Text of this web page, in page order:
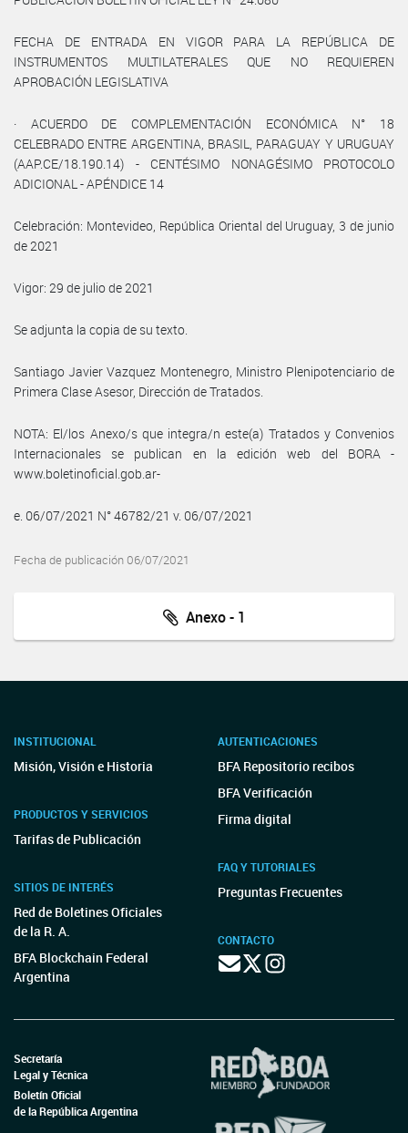
FECHA DE ENTRADA EN VIGOR PARA LA REPÚBLICA DE
INSTRUMENTOS MULTILATERALES QUE NO REQUIEREN
APROBACIÓN LEGISLATIVA
· ACUERDO DE COMPLEMENTACIÓN ECONÓMICA N° 18
CELEBRADO ENTRE ARGENTINA, BRASIL, PARAGUAY Y URUGUAY
(AAP.CE/18.190.14) - CENTÉSIMO NONAGÉSIMO PROTOCOLO
ADICIONAL - APÉNDICE 14
Celebración: Montevideo, República Oriental del Uruguay, 3 de junio
de 2021
Vigor: 29 de julio de 2021
Se adjunta la copia de su texto.
Santiago Javier Vazquez Montenegro, Ministro Plenipotenciario de
Primera Clase Asesor, Dirección de Tratados.
NOTA: El/los Anexo/s que integra/n este(a) Tratados y Convenios
Internacionales se publican en la edición web del BORA -
www.boletinoficial.gob.ar-
e. 06/07/2021 N° 46782/21 v. 06/07/2021
Fecha de publicación 06/07/2021
Anexo - 1
INSTITUCIONAL
Misión, Visión e Historia
PRODUCTOS Y SERVICIOS
Tarifas de Publicación
SITIOS DE INTERÉS
Red de Boletines Oficiales
de la R. A.
BFA Blockchain Federal
Argentina
AUTENTICACIONES
BFA Repositorio recibos
BFA Verificación
Firma digital
FAQ Y TUTORIALES
Preguntas Frecuentes
CONTACTO
Secretaría
Legal y Técnica
Boletín Oficial
de la República Argentina